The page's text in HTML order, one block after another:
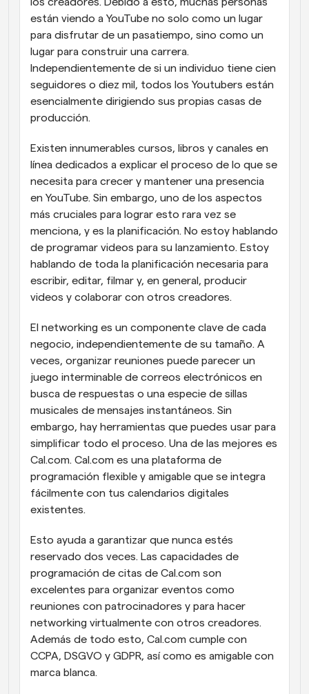
están viendo a YouTube no solo como un lugar
para disfrutar de un pasatiempo, sino como un
lugar para construir una carrera.
Independientemente de si un individuo tiene cien
seguidores o diez mil, todos los Youtubers están
esencialmente dirigiendo sus propias casas de
producción.
Existen innumerables cursos, libros y canales en
línea dedicados a explicar el proceso de lo que se
necesita para crecer y mantener una presencia
en YouTube. Sin embargo, uno de los aspectos
más cruciales para lograr esto rara vez se
menciona, y es la planificación. No estoy hablando
de programar videos para su lanzamiento. Estoy
hablando de toda la planificación necesaria para
escribir, editar, filmar y, en general, producir
videos y colaborar con otros creadores.
El networking es un componente clave de cada
negocio, independientemente de su tamaño. A
veces, organizar reuniones puede parecer un
juego interminable de correos electrónicos en
busca de respuestas o una especie de sillas
musicales de mensajes instantáneos. Sin
embargo, hay herramientas que puedes usar para
simplificar todo el proceso. Una de las mejores es
Cal.com. Cal.com es una plataforma de
programación flexible y amigable que se integra
fácilmente con tus calendarios digitales
existentes.
Esto ayuda a garantizar que nunca estés
reservado dos veces. Las capacidades de
programación de citas de Cal.com son
excelentes para organizar eventos como
reuniones con patrocinadores y para hacer
networking virtualmente con otros creadores.
Además de todo esto, Cal.com cumple con
CCPA, DSGVO y GDPR, así como es amigable con
marca blanca.